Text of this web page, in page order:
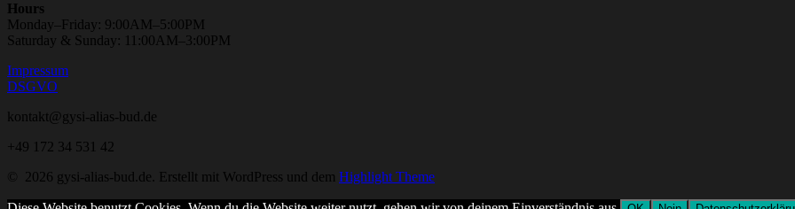
Hours
Monday–Friday: 9:00AM–5:00PM
Saturday & Sunday: 11:00AM–3:00PM
Impressum
DSGVO
kontakt@gysi-alias-bud.de
+49 172 34 531 42
© 2026 gysi-alias-bud.de. Erstellt mit WordPress und dem Highlight Theme